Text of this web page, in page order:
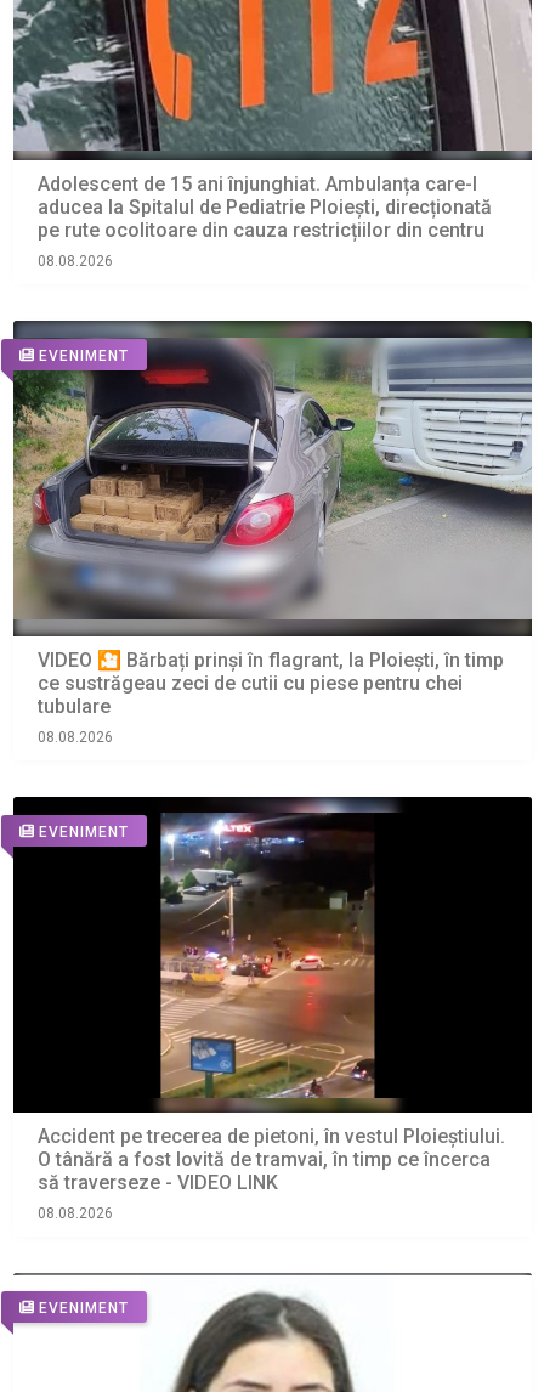
Adolescent de 15 ani înjunghiat. Ambulanța care-l
aducea la Spitalul de Pediatrie Ploiești, direcționată
pe rute ocolitoare din cauza restricțiilor din centru
08.08.2026
EVENIMENT
VIDEO 🎦 Bărbați prinși în flagrant, la Ploiești, în timp
ce sustrăgeau zeci de cutii cu piese pentru chei
tubulare
08.08.2026
EVENIMENT
Accident pe trecerea de pietoni, în vestul Ploieștiului.
O tânără a fost lovită de tramvai, în timp ce încerca
să traverseze - VIDEO LINK
08.08.2026
EVENIMENT